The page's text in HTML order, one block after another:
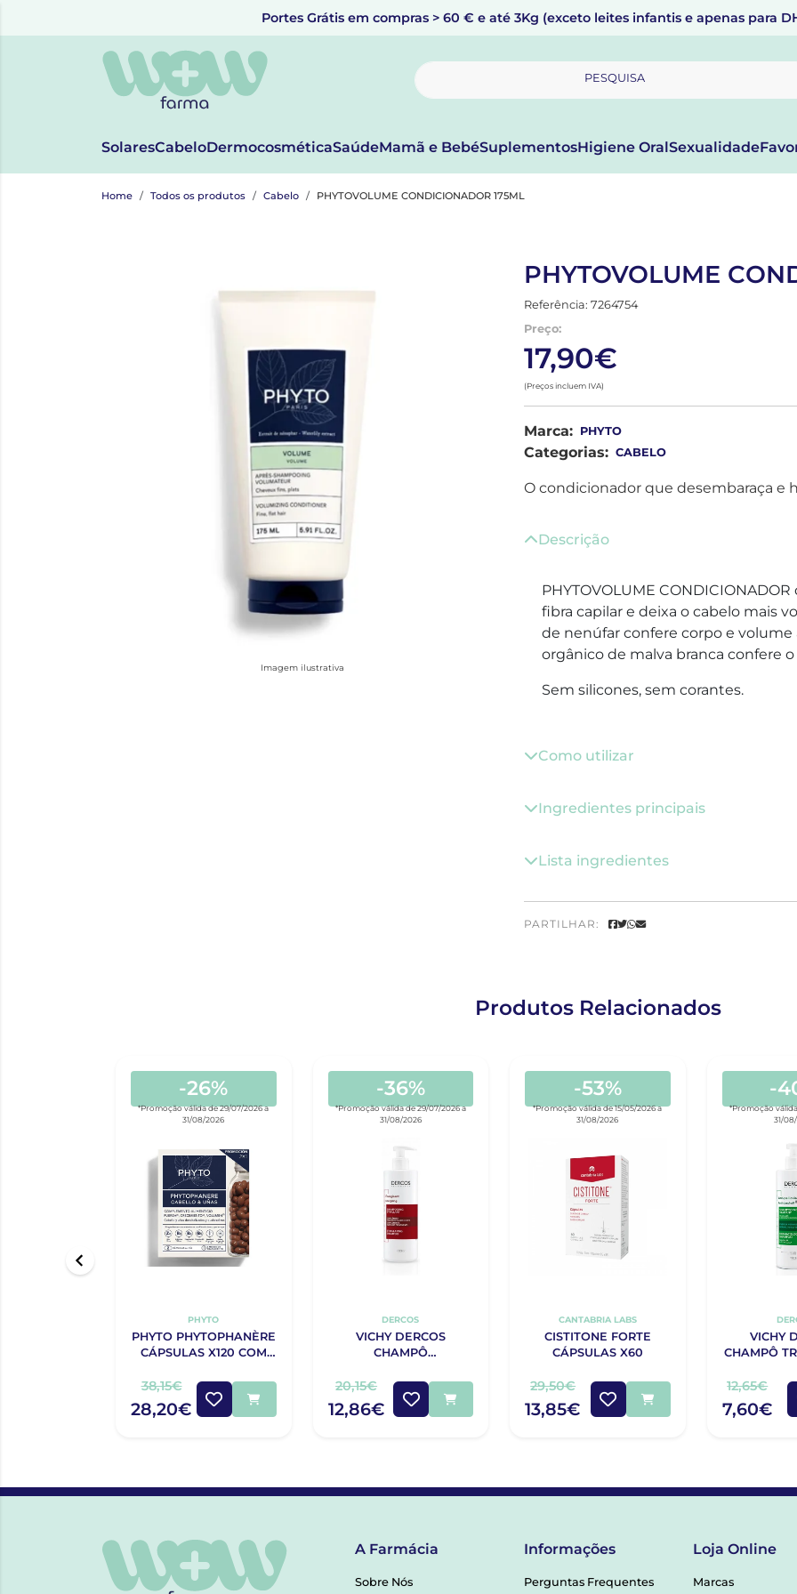
Portes Grátis em compras > 60 € e até 3Kg (exceto leites infantis e apenas para
PESQUISA
SolaresCabeloDermocosméticaSaúdeMamã e BebéSuplementosHigiene OralSexualidade
Home Todos os produtos Cabelo PHYTOVOLUME CONDICIONADOR 175ML
Imagem ilustrativa
PHYTOVOLUME
Referência: 7264754
Preço:
17,90€
(Preços incluem IVA)
Marca: PHYTO
Categorias: CABELO
O condicionador que desembaraça e
Descrição
PHYTOVOLUME
fibra capilar e deixa o cabelo mais
de nenúfar confere corpo e volume
orgânico de malva branca confere
Sem silicones, sem corantes.
Como utilizar
Ingredientes principais
Lista ingredientes
PARTILHAR:
Produtos Relacionados
-26%
*Promoção válida de 29/07/2026 a
31/08/2026
PHYTO
PHYTO PHYTOPHANÈRE
CÁPSULAS X120 COM
38,15€
28,20€
-36%
*Promoção válida de 29/07/2026 a
31/08/2026
DERCOS
VICHY DERCOS
CHAMPÔ
ANTIQUEDA
ESTIMULANTE 400ML
20,15€
12,86€
-53%
*Promoção válida de 15/05/2026 a
31/08/2026
CANTABRIA LABS
CISTITONE FORTE
CÁPSULAS X60
29,50€
13,85€
-
*Promoção
31/
VICHY
CHAMPÔ
NORMAIS
12,65€
7,60€
A Farmácia
Sobre Nós
Informações
Perguntas Frequentes
Loja Online
Marcas